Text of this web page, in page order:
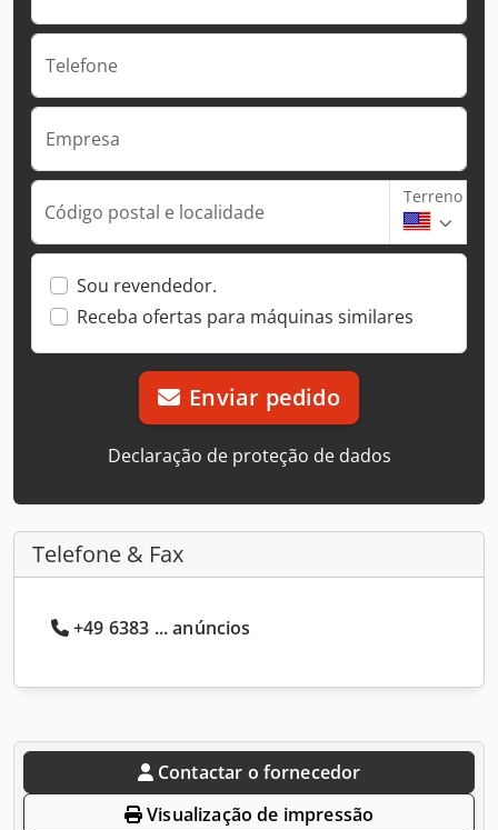
Telefone
Empresa
Código postal e localidade
Terreno
Sou revendedor.
Receba ofertas para máquinas similares
Enviar pedido
Declaração de proteção de dados
Telefone & Fax
+49 6383 ... anúncios
Contactar o fornecedor
Visualização de impressão